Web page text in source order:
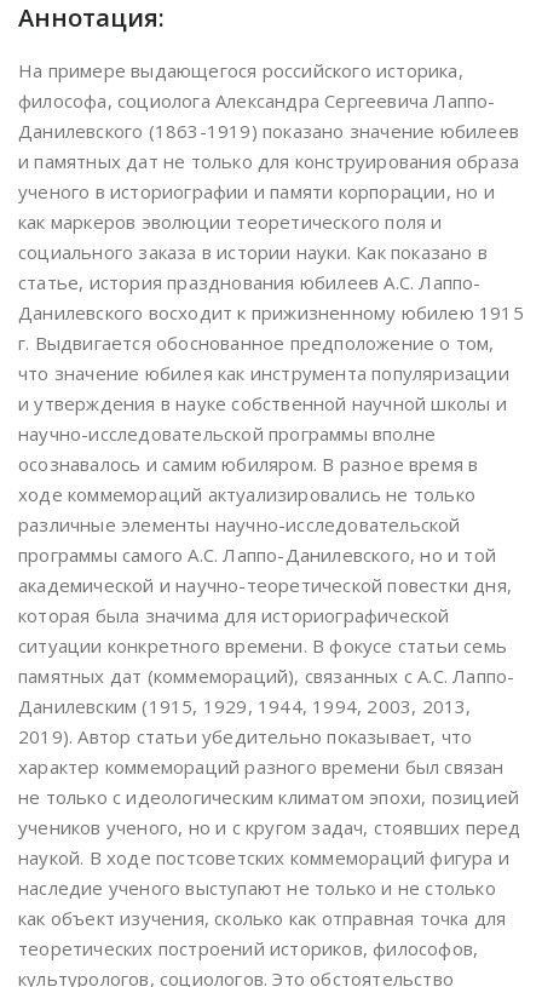
Аннотация:
На примере выдающегося российского историка,
философа, социолога Александра Сергеевича Лаппо-
Данилевского (1863-1919) показано значение юбилеев
и памятных дат не только для конструирования образа
ученого в историографии и памяти корпорации, но и
как маркеров эволюции теоретического поля и
социального заказа в истории науки. Как показано в
статье, история празднования юбилеев А.С. Лаппо-
Данилевского восходит к прижизненному юбилею 1915
г. Выдвигается обоснованное предположение о том,
что значение юбилея как инструмента популяризации
и утверждения в науке собственной научной школы и
научно-исследовательской программы вполне
осознавалось и самим юбиляром. В разное время в
ходе коммемораций актуализировались не только
различные элементы научно-исследовательской
программы самого А.С. Лаппо-Данилевского, но и той
академической и научно-теоретической повестки дня,
которая была значима для историографической
ситуации конкретного времени. В фокусе статьи семь
памятных дат (коммемораций), связанных с А.С. Лаппо-
Данилевским (1915, 1929, 1944, 1994, 2003, 2013,
2019). Автор статьи убедительно показывает, что
характер коммемораций разного времени был связан
не только с идеологическим климатом эпохи, позицией
учеников ученого, но и с кругом задач, стоявших перед
наукой. В ходе постсоветских коммемораций фигура и
наследие ученого выступают не только и не столько
как объект изучения, сколько как отправная точка для
теоретических построений историков, философов,
культурологов, социологов. Это обстоятельство